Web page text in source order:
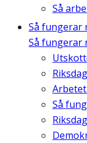
Så
Så fungerar
Så fungerar
Så